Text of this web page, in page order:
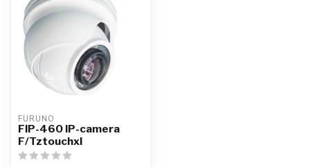
FURUNO
FIP-460 IP-camera
F/Tztouchxl